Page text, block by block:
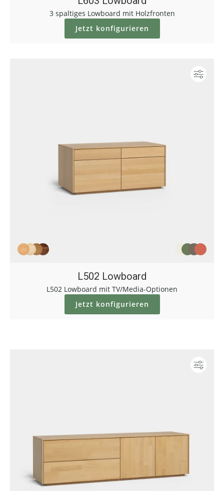
3 spaltiges Lowboard mit Holzfronten
Jetzt konfigurieren
L502 Lowboard
L502 Lowboard mit TV/Media-Optionen
Jetzt konfigurieren